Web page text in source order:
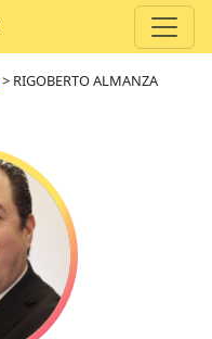
> RIGOBERTO ALMANZA